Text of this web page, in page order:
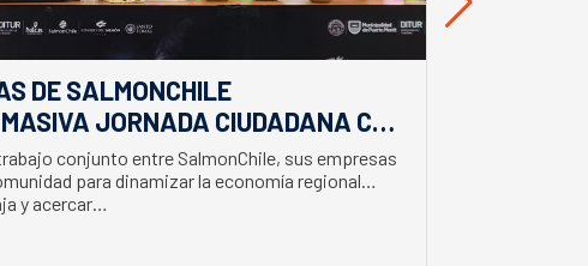
DE SALMONCHILE
JORNADA CIUDADANA CON
DEL BIMINISTRO DE ECONOMÍA
conjunto entre SalmonChile, sus empresas
para dinamizar la economía regional
y acercar…